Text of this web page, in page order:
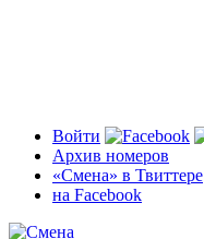
Войти
Архив номеров
«Смена» в Твиттере
на Facebook